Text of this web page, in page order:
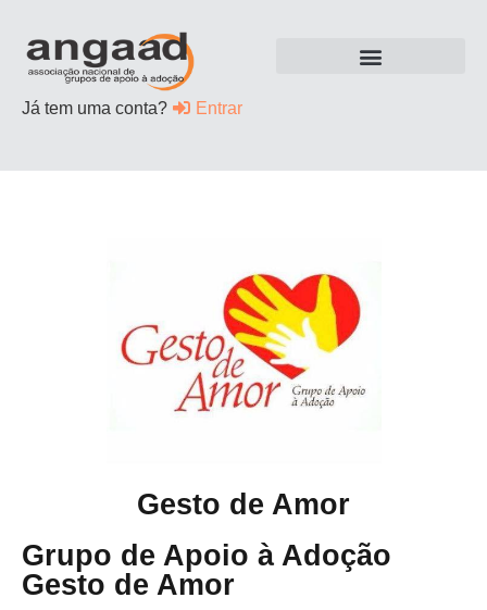
Já tem uma conta? Entrar
Gesto de Amor
Grupo de Apoio à Adoção
Gesto de Amor